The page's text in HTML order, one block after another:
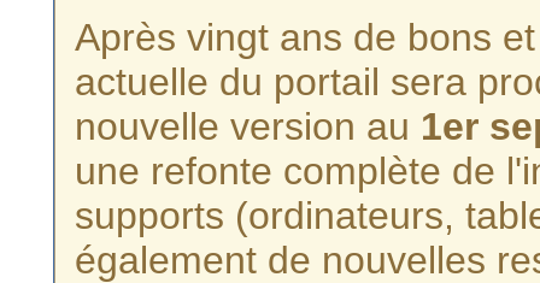
Après vingt ans de bons
actuelle du portail sera
nouvelle version au 1er
une refonte complète de
supports (ordinateurs,
également de nouvelles